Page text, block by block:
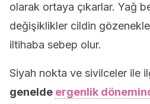
olarak ortaya çıkarlar. Yağ
değişiklikler cildin
iltihaba sebep olur.
Siyah nokta ve sivilceler ile
genelde ergenlik